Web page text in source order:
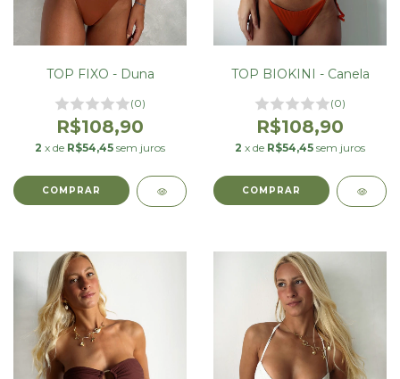
TOP FIXO - Duna
(0)
R$108,90
2 x de R$54,45 sem juros
COMPRAR
TOP BIOKINI - Canela
(0)
R$108,90
2 x de R$54,45 sem juros
COMPRAR